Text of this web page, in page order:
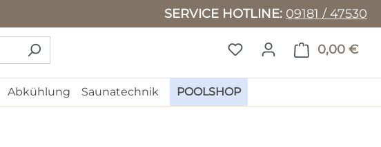
SERVICE HOTLINE: 09181 / 47530
DU HAST 0 PRODUKTE
0,00 €
Abkühlung Saunatechnik POOLSHOP